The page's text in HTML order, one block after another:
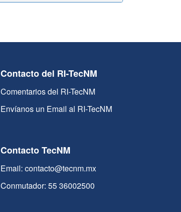
Contacto del RI-TecNM
Comentarios del RI-TecNM
Envíanos un Email al RI-TecNM
Contacto TecNM
Email: contacto@tecnm.mx
Conmutador: 55 36002500